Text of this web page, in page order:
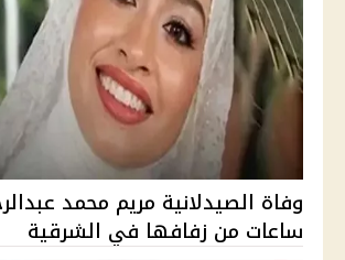
وفاة الصيدلانية مريم محمد
ساعات من زفافها في الشرقية